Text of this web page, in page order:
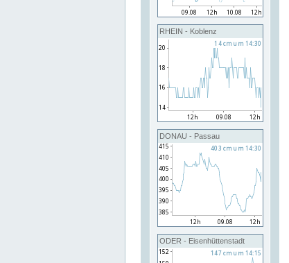
RHEIN - Koblenz
DONAU - Passau
ODER - Eisenhüttenstadt